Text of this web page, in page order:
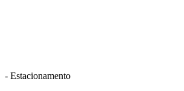
- Estacionamento